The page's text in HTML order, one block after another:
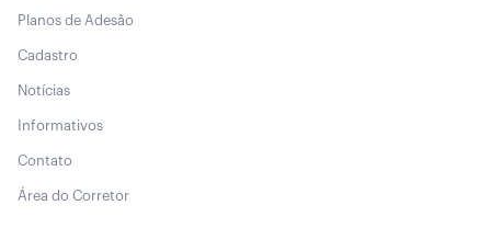
Planos de Adesão
Cadastro
Notícias
Informativos
Contato
Área do Corretor